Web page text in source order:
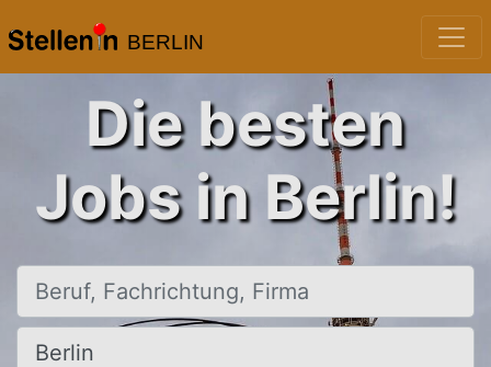
BERLIN
Die besten
Jobs in Berlin!
Beruf, Fachrichtung, Firma
Ort, Stadt